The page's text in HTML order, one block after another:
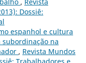
Dossiê:
espanhol e cultura
subordinação na
, Revista Mundos
Trabalhadores e